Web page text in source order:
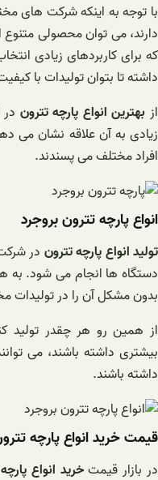
با توجه به اینکه شرکت های
دارند، می توان محصولی متنوع
که برای کاربردهای زیادی
داشته تا بتوان تولیدات با
از بهترین انواع پارچه تترون
زیادی به آن علاقه نشان می
افراد مختلف می پسندند.
انواع پارچه تترون بروجرد
تولید انواع پارچه تترون در
دستگاه ها انجام می شود. به
بدون مشکل آن را در تولیدات
از همین رو هر چقدر تولید
بیشتری داشته باشند، می
داشته باشند.
قیمت خرید انواع پارچه
در بازار قیمتخرید انواع